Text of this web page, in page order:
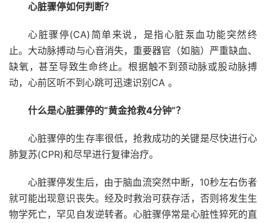
心脏骤停如何判断？
心脏骤停(CA)简单来说，是指心脏泵血功能突然终
止。大动脉搏动与心音消失，重要器官（如脑）严重缺血、
缺氧，甚至导致生命终止。根据触不到颈动脉或股动脉搏
动，心前区听不到心跳可迅速识别CA 。
什么是心脏骤停的“黄金抢救4分钟”？
心脏骤停的生存率很低，抢救成功的关键是尽快进行心
肺复苏(CPR)和尽早进行复律治疗。
心脏骤停发生后，由于脑血流突然中断，10秒左右伤者
就可能出现意识丧失。经及时救治可获存活，否则将发生生
物学死亡，罕见自发逆转者。心脏骤停常是心脏性猝死的直